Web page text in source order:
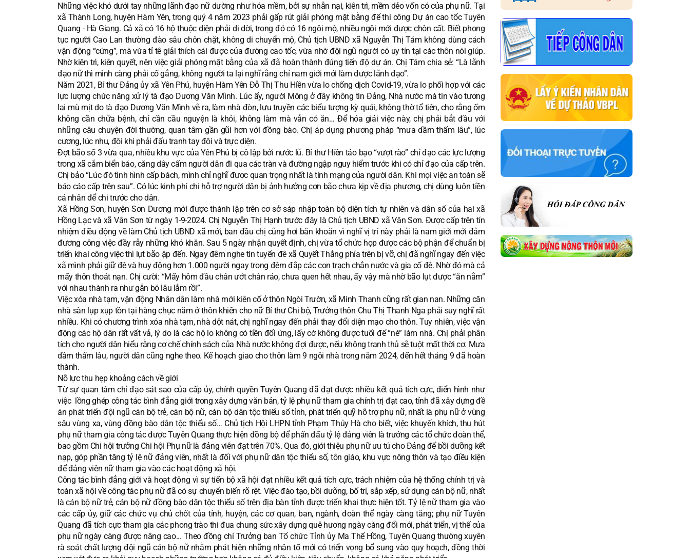
Những việc khó dưới tay những lãnh đạo nữ dường như hóa mềm, bởi sự nhẫn nại, kiên trì, mềm dẻo vốn có của phụ nữ. Tại
xã Thành Long, huyện Hàm Yên, trong quý 4 năm 2023 phải gấp rút giải phóng mặt bằng để thi công Dự án cao tốc Tuyên
Quang - Hà Giang. Cả xã có 16 hộ thuộc diện phải di dời, trong đó có 16 ngôi mộ, nhiều ngôi mới được chôn cất. Biết phong
tục người Cao Lan thường đào sâu chôn chặt, không di chuyển mộ, Chủ tịch UBND xã Nguyễn Thị Tám không dùng cách
vận động “cứng”, mà vừa tỉ tê giải thích cái được của đường cao tốc, vừa nhờ đội ngũ người có uy tín tại các thôn nói giúp.
Nhờ kiên trì, kiên quyết, nên việc giải phóng mặt bằng của xã đã hoàn thành đúng tiến độ dự án. Chị Tám chia sẻ: “Là lãnh
đạo nữ thì mình càng phải cố gắng, không người ta lại nghĩ rằng chỉ nam giới mới làm được lãnh đạo”.
Năm 2021, Bí thư Đảng ủy xã Yên Phú, huyện Hàm Yên Đỗ Thị Thu Hiền vừa lo chống dịch Covid-19, vừa lo phối hợp với các
lực lượng chức năng xử lý tà đạo Dương Văn Mình. Lúc ấy, người Mông ở đây không tin Đảng, Nhà nước mà tin vào tương
lai mù mịt do tà đạo Dương Văn Mình vẽ ra, làm nhà đòn, lưu truyền các biểu tượng kỳ quái, không thờ tổ tiên, cho rằng ốm
không cần chữa bệnh, chỉ cần cầu nguyện là khỏi, không làm mà vẫn có ăn… Để hóa giải việc này, chị phải bắt đầu với
những câu chuyện đời thường, quan tâm gần gũi hơn với đồng bào. Chị áp dụng phương pháp “mưa dầm thấm lâu”, lúc
cương, lúc nhu, đôi khi phải đấu tranh tay đôi và trực diện.
Đợt bão số 3 vừa qua, nhiều khu vực của Yên Phú bị cô lập bởi nước lũ. Bí thư Hiền táo bạo “vượt rào” chỉ đạo các lực lượng
trong xã cắm biển báo, căng dây cấm người dân đi qua các tràn và đường ngập nguy hiểm trước khi có chỉ đạo của cấp trên.
Chị bảo “Lúc đó tình hình cấp bách, mình chỉ nghĩ được quan trọng nhất là tính mạng của người dân. Khi mọi việc an toàn sẽ
báo cáo cấp trên sau”. Có lúc kinh phí chi hỗ trợ người dân bị ảnh hưởng cơn bão chưa kịp về địa phương, chị dùng luôn tiền
cá nhân để chi trước cho dân.
Xã Hồng Sơn, huyện Sơn Dương mới được thành lập trên cơ sở sáp nhập toàn bộ diện tích tự nhiên và dân số của hai xã
Hồng Lạc và xã Vân Sơn từ ngày 1-9-2024. Chị Nguyễn Thị Hạnh trước đây là Chủ tịch UBND xã Vân Sơn. Được cấp trên tín
nhiệm điều động về làm Chủ tịch UBND xã mới, ban đầu chị cũng hơi băn khoăn vì nghĩ vị trí này phải là nam giới mới đảm
đương công việc đầy rẫy những khó khăn. Sau 5 ngày nhận quyết định, chị vừa tổ chức họp được các bộ phận để chuẩn bị
triển khai công việc thì lụt bão ập đến. Ngay đêm nghe tin tuyến đê xã Quyết Thắng phía trên bị vỡ, chị đã nghĩ ngay đến việc
xã mình phải giữ đê và huy động hơn 1.000 người ngay trong đêm đắp các con trạch chắn nước và gia cố đê. Nhờ đó mà cả
mấy thôn thoát nạn. Chị cười: “Mấy hôm đầu chân ướt chân ráo, chưa quen hết nhau, ấy vậy mà nhờ bão lụt được “ăn nằm”
với nhau thành ra như gắn bó lâu lắm rồi”.
Việc xóa nhà tạm, vận động Nhân dân làm nhà mới kiên cố ở thôn Ngòi Trườn, xã Minh Thanh cũng rất gian nan. Những căn
nhà sàn lụp xụp tồn tại hàng chục năm ở thôn khiến cho nữ Bí thư Chi bộ, Trưởng thôn Chu Thị Thanh Nga phải suy nghĩ rất
nhiều. Khi có chương trình xóa nhà tạm, nhà dột nát, chị nghĩ ngay đến phải thay đổi diện mạo cho thôn. Tuy nhiên, việc vận
động các hộ dân rất vất vả, lý do là các hộ lo không có tiền đối ứng, lấy cớ không được tuổi để “né” làm nhà. Chị phải phân
tích cho người dân hiểu rằng cơ chế chính sách của Nhà nước không đợi được, nếu không tranh thủ sẽ tuột mất thời cơ. Mưa
dầm thấm lâu, người dân cũng nghe theo. Kế hoạch giao cho thôn làm 9 ngôi nhà trong năm 2024, đến hết tháng 9 đã hoàn
thành.
Nỗ lực thu hẹp khoảng cách về giới
Từ sự quan tâm chỉ đạo sát sao của cấp ủy, chính quyền Tuyên Quang đã đạt được nhiều kết quả tích cực, điển hình như
việc lồng ghép công tác bình đẳng giới trong xây dựng văn bản, tỷ lệ phụ nữ tham gia chính trị đạt cao, tỉnh đã xây dựng đề
án phát triển đội ngũ cán bộ trẻ, cán bộ nữ, cán bộ dân tộc thiểu số tỉnh, phát triển quỹ hỗ trợ phụ nữ, nhất là phụ nữ ở vùng
sâu vùng xa, vùng đồng bào dân tộc thiểu số… Chủ tịch Hội LHPN tỉnh Phạm Thúy Hà cho biết, việc khuyến khích, thu hút
phụ nữ tham gia công tác được Tuyên Quang thực hiện đồng bộ để phấn đấu tỷ lệ đảng viên là trưởng các tổ chức đoàn thể,
bao gồm Chi hội trưởng Chi hội Phụ nữ là đảng viên đạt trên 70%. Qua đó, giới thiệu phụ nữ ưu tú cho Đảng để bồi dưỡng kết
nạp, góp phần tăng tỷ lệ nữ đảng viên, nhất là đối với phụ nữ dân tộc thiểu số, tôn giáo, khu vực nông thôn và tạo điều kiện
để đảng viên nữ tham gia vào các hoạt động xã hội.
Công tác bình đẳng giới và hoạt động vì sự tiến bộ xã hội đạt nhiều kết quả tích cực, trách nhiệm của hệ thống chính trị và
toàn xã hội về công tác phụ nữ đã có sự chuyển biến rõ rệt. Việc đào tạo, bồi dưỡng, bố trí, sắp xếp, sử dụng cán bộ nữ, nhất
là cán bộ nữ trẻ, cán bộ nữ đồng bào dân tộc thiểu số trên địa bàn tỉnh được triển khai thực hiện tốt. Tỷ lệ nữ tham gia vào
các cấp ủy, giữ các chức vụ chủ chốt của tỉnh, huyện, các cơ quan, ban, ngành, đoàn thể ngày càng tăng; phụ nữ Tuyên
Quang đã tích cực tham gia các phong trào thi đua chung sức xây dựng quê hương ngày càng đổi mới, phát triển, vị thế của
phụ nữ ngày càng được nâng cao... Theo đồng chí Trưởng ban Tổ chức Tỉnh ủy Ma Thế Hồng, Tuyên Quang thường xuyên
rà soát chất lượng đội ngũ cán bộ nữ nhằm phát hiện những nhân tố mới có triển vọng bổ sung vào quy hoạch, đồng thời